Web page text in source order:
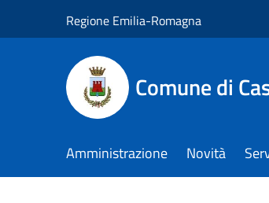
Regione Emilia-Romagna
Comune di
Amministrazione Novità